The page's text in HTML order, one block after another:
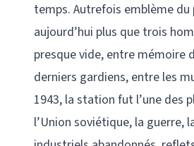
temps. Autrefois emblème
aujourd’hui plus que trois
presque vide, entre mémoire
derniers gardiens, entre les
1943, la station fut l’une des
l’Union soviétique, la guerre,